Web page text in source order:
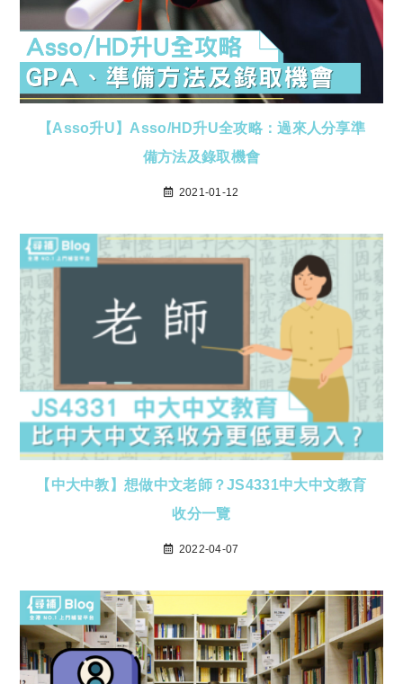
【Asso升U】Asso/HD升U全攻略：過來人分享準
備方法及錄取機會
2021-01-12
【中大中教】想做中文老師？JS4331中大中文教育
收分一覽
2022-04-07